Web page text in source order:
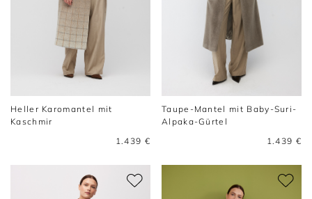
Heller Karomantel mit
Kaschmir
1.439 €
Taupe-Mantel mit Baby-Suri-
Alpaka-Gürtel
1.439 €